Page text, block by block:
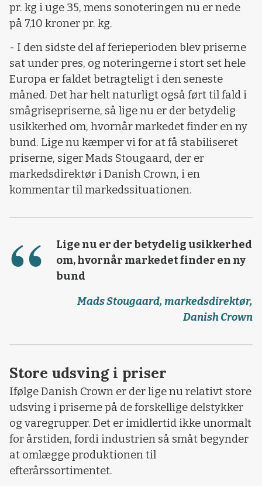
pr. kg i uge 35, mens sonoteringen nu er nede
på 7,10 kroner pr. kg.
- I den sidste del af ferieperioden blev priserne
sat under pres, og noteringerne i stort set hele
Europa er faldet betragteligt i den seneste
måned. Det har helt naturligt også ført til fald i
smågrisepriserne, så lige nu er der betydelig
usikkerhed om, hvornår markedet finder en ny
bund. Lige nu kæmper vi for at få stabiliseret
priserne, siger Mads Stougaard, der er
markedsdirektør i Danish Crown, i en
kommentar til markedssituationen.
Lige nu er der betydelig usikkerhed
om, hvornår markedet finder en ny
bund
Mads Stougaard, markedsdirektør,
Danish Crown
Store udsving i priser
Ifølge Danish Crown er der lige nu relativt store
udsving i priserne på de forskellige delstykker
og varegrupper. Det er imidlertid ikke unormalt
for årstiden, fordi industrien så småt begynder
at omlægge produktionen til
efterårssortimentet.